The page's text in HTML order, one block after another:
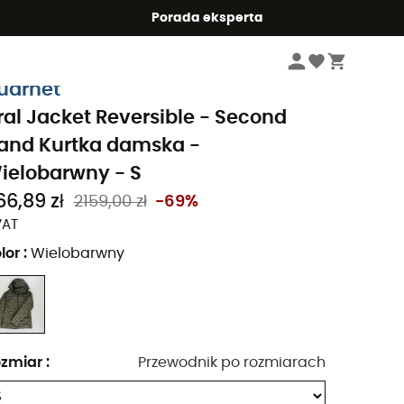
Porada eksperta
Second Hand Kurtki
Jacket Reversible - Second
Kurtka damska -
- S
zł 2159,00 zł -69%
: Wielobarwny
: Przewodnik po rozmiarach